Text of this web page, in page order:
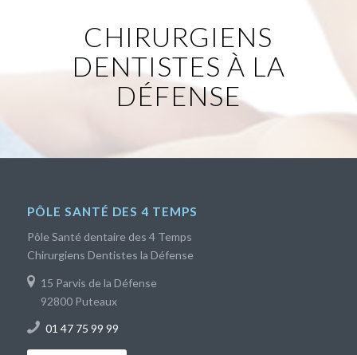
CHIRURGIENS
DENTISTES À LA
DÉFENSE
PÔLE SANTÉ DES 4 TEMPS
Pôle Santé dentaire des 4 Temps
Chirurgiens Dentistes la Défense
15 Parvis de la Défense
92800 Puteaux
01 47 75 99 99